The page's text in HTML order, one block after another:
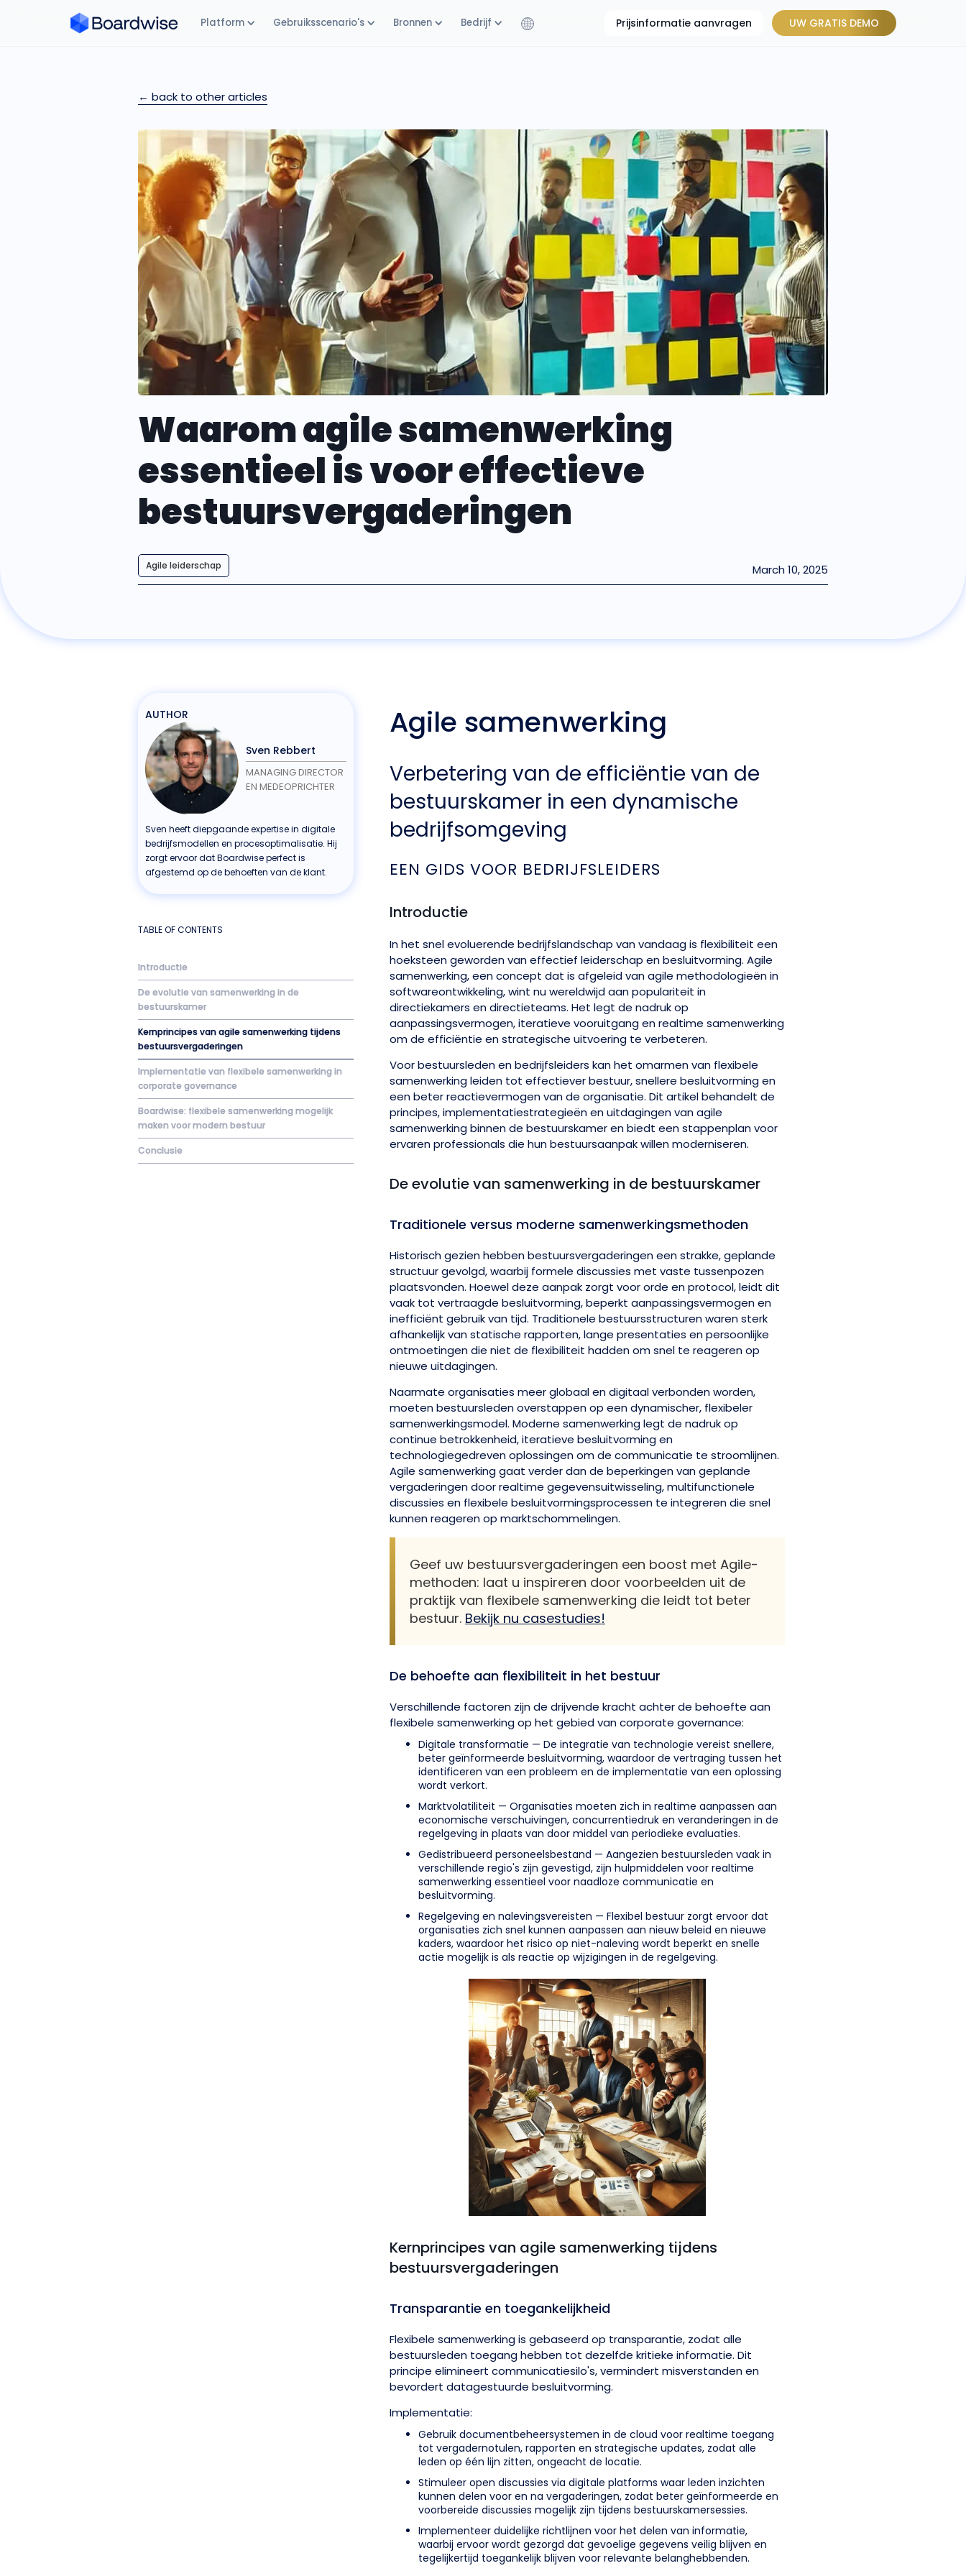
Platform Gebruiksscenario's Bronnen Bedrijf Prijsinformatie aanvragen UW GRATIS DEMO
← back to other articles
Waarom agile samenwerking
essentieel is voor effectieve
bestuursvergaderingen
Agile leiderschap March 10, 2025
AUTHOR
Sven Rebbert
MANAGING DIRECTOR
EN MEDEOPRICHTER
Sven heeft diepgaande expertise in digitale
bedrijfsmodellen en procesoptimalisatie. Hij
zorgt ervoor dat Boardwise perfect is
afgestemd op de behoeften van de klant.
TABLE OF CONTENTS
Introductie
De evolutie van samenwerking in de
bestuurskamer
Kernprincipes van agile samenwerking tijdens
bestuursvergaderingen
Implementatie van flexibele samenwerking in
corporate governance
Boardwise: flexibele samenwerking mogelijk
maken voor modern bestuur
Conclusie
Agile samenwerking
Verbetering van de efficiëntie van de
bestuurskamer in een dynamische
bedrijfsomgeving
EEN GIDS VOOR BEDRIJFSLEIDERS
Introductie
In het snel evoluerende bedrijfslandschap van vandaag is flexibiliteit een
hoeksteen geworden van effectief leiderschap en besluitvorming. Agile
samenwerking, een concept dat is afgeleid van agile methodologieën in
softwareontwikkeling, wint nu wereldwijd aan populariteit in
directiekamers en directieteams. Het legt de nadruk op
aanpassingsvermogen, iteratieve vooruitgang en realtime samenwerking
om de efficiëntie en strategische uitvoering te verbeteren.
Voor bestuursleden en bedrijfsleiders kan het omarmen van flexibele
samenwerking leiden tot effectiever bestuur, snellere besluitvorming en
een beter reactievermogen van de organisatie. Dit artikel behandelt de
principes, implementatiestrategieën en uitdagingen van agile
samenwerking binnen de bestuurskamer en biedt een stappenplan voor
ervaren professionals die hun bestuursaanpak willen moderniseren.
De evolutie van samenwerking in de bestuurskamer
Traditionele versus moderne samenwerkingsmethoden
Historisch gezien hebben bestuursvergaderingen een strakke, geplande
structuur gevolgd, waarbij formele discussies met vaste tussenpozen
plaatsvonden. Hoewel deze aanpak zorgt voor orde en protocol, leidt dit
vaak tot vertraagde besluitvorming, beperkt aanpassingsvermogen en
inefficiënt gebruik van tijd. Traditionele bestuursstructuren waren sterk
afhankelijk van statische rapporten, lange presentaties en persoonlijke
ontmoetingen die niet de flexibiliteit hadden om snel te reageren op
nieuwe uitdagingen.
Naarmate organisaties meer globaal en digitaal verbonden worden,
moeten bestuursleden overstappen op een dynamischer, flexibeler
samenwerkingsmodel. Moderne samenwerking legt de nadruk op
continue betrokkenheid, iteratieve besluitvorming en
technologiegedreven oplossingen om de communicatie te stroomlijnen.
Agile samenwerking gaat verder dan de beperkingen van geplande
vergaderingen door realtime gegevensuitwisseling, multifunctionele
discussies en flexibele besluitvormingsprocessen te integreren die snel
kunnen reageren op marktschommelingen.
Geef uw bestuursvergaderingen een boost met Agile-
methoden: laat u inspireren door voorbeelden uit de
praktijk van flexibele samenwerking die leidt tot beter
bestuur. Bekijk nu casestudies!
De behoefte aan flexibiliteit in het bestuur
Verschillende factoren zijn de drijvende kracht achter de behoefte aan
flexibele samenwerking op het gebied van corporate governance:
Digitale transformatie — De integratie van technologie vereist snellere,
beter geïnformeerde besluitvorming, waardoor de vertraging tussen het
identificeren van een probleem en de implementatie van een oplossing
wordt verkort.
Marktvolatiliteit — Organisaties moeten zich in realtime aanpassen aan
economische verschuivingen, concurrentiedruk en veranderingen in de
regelgeving in plaats van door middel van periodieke evaluaties.
Gedistribueerd personeelsbestand — Aangezien bestuursleden vaak in
verschillende regio's zijn gevestigd, zijn hulpmiddelen voor realtime
samenwerking essentieel voor naadloze communicatie en
besluitvorming.
Regelgeving en nalevingsvereisten — Flexibel bestuur zorgt ervoor dat
organisaties zich snel kunnen aanpassen aan nieuw beleid en nieuwe
kaders, waardoor het risico op niet-naleving wordt beperkt en snelle
actie mogelijk is als reactie op wijzigingen in de regelgeving.
Kernprincipes van agile samenwerking tijdens
bestuursvergaderingen
Transparantie en toegankelijkheid
Flexibele samenwerking is gebaseerd op transparantie, zodat alle
bestuursleden toegang hebben tot dezelfde kritieke informatie. Dit
principe elimineert communicatiesilo's, vermindert misverstanden en
bevordert datagestuurde besluitvorming.
Implementatie:
Gebruik documentbeheersystemen in de cloud voor realtime toegang
tot vergadernotulen, rapporten en strategische updates, zodat alle
leden op één lijn zitten, ongeacht de locatie.
Stimuleer open discussies via digitale platforms waar leden inzichten
kunnen delen voor en na vergaderingen, zodat beter geïnformeerde en
voorbereide discussies mogelijk zijn tijdens bestuurskamersessies.
Implementeer duidelijke richtlijnen voor het delen van informatie,
waarbij ervoor wordt gezorgd dat gevoelige gegevens veilig blijven en
tegelijkertijd toegankelijk blijven voor relevante belanghebbenden.